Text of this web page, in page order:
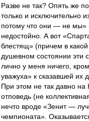
Разве не так? Опять же
только и исключительно
потому что они — не мы»
недостойно. А вот
блестящ» (причем в какой
душевном состоянии эти
лично у меня ничего,
уважуха» к сказавшей их
При этом не так давно на
отповедь (не
нечто вроде «Зенит —
чемпионата».